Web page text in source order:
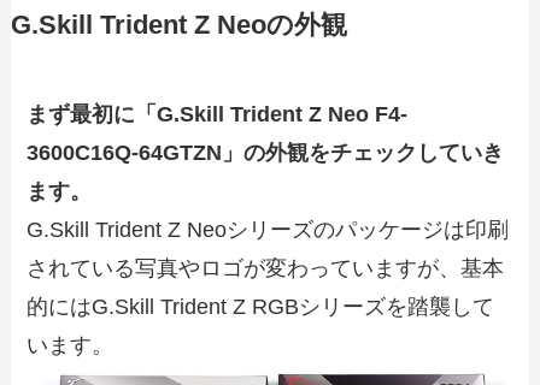
G.Skill Trident Z Neoの外観
まず最初に「G.Skill Trident Z Neo F4-
3600C16Q-64GTZN」の外観をチェックしていき
ます。
G.Skill Trident Z Neoシリーズのパッケージは印刷
されている写真やロゴが変わっていますが、基本
的にはG.Skill Trident Z RGBシリーズを踏襲して
います。